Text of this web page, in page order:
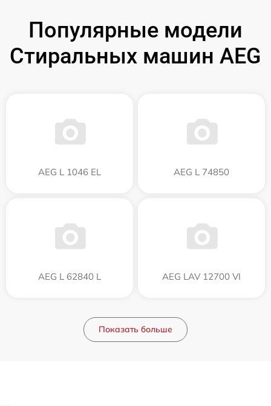
Популярные модели
Стиральных машин AEG
AEG L 1046 EL AEG L 74850
AEG L 62840 L AEG LAV 12700 VI
Показать больше